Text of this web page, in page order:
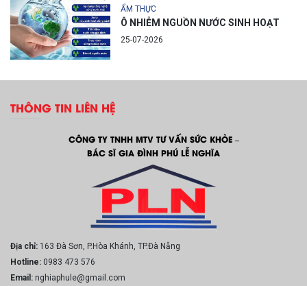
ẨM THỰC
Ô NHIỄM NGUỒN NƯỚC SINH HOẠT
25-07-2026
THÔNG TIN LIÊN HỆ
CÔNG TY TNHH MTV TƯ VẤN SỨC KHỎE –
BÁC SĨ GIA ĐÌNH PHÚ LỄ NGHĨA
Địa chỉ: 163 Đà Sơn, P.Hòa Khánh, TP.Đà Nẵng
Hotline: 0983 473 576
Email: nghiaphule@gmail.com